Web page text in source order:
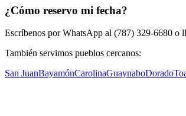
¿Cómo reservo mi fecha?
Escríbenos por WhatsApp al (787) 329-6680 o
También servimos pueblos cercanos:
San JuanBayamónCarolinaGuaynaboDorado